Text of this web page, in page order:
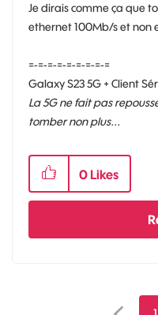
Je dirais comme ça que
ethernet 100Mb/s et non
=-=-=-=-=-=-=-=-=
Galaxy S23 5G + Client
La 5G ne fait pas
tomber non plus...
0 Likes